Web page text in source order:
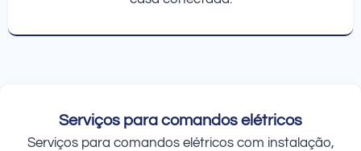
Serviços para comandos elétricos
Serviços para comandos elétricos com instalação,